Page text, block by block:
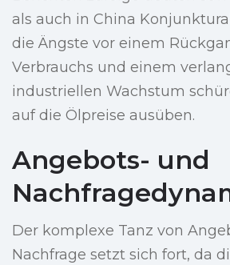
als auch in China
die Ängste vor einem
Verbrauchs und einem
industriellen Wachstum
auf die Ölpreise ausüben.
Angebots- und
Der komplexe Tanz von
Nachfrage setzt sich fort, da